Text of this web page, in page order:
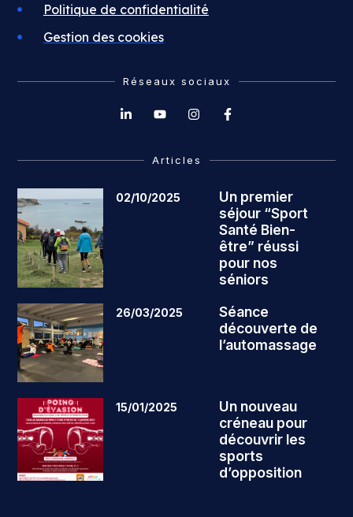
Politique de confidentialité
Gestion des cookies
Réseaux sociaux
Articles
02/10/2025
Un premier
séjour “Sport
Santé Bien-
être” réussi
pour nos
séniors
26/03/2025
Séance
découverte de
l’automassage
15/01/2025
Un nouveau
créneau pour
découvrir les
sports
d’opposition